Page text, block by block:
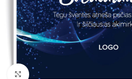
Click to enlarge